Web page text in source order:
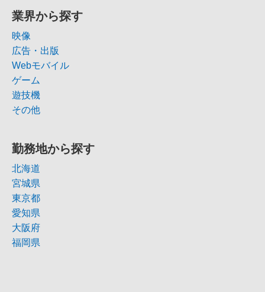
業界から探す
映像
広告・出版
Webモバイル
ゲーム
遊技機
その他
勤務地から探す
北海道
宮城県
東京都
愛知県
大阪府
福岡県